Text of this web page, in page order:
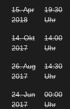
15. Apr
2018
19:30
Uhr
14. Okt
2017
14:00
Uhr
26. Aug
2017
14:30
Uhr
24. Jun
2017
00:00
Uhr